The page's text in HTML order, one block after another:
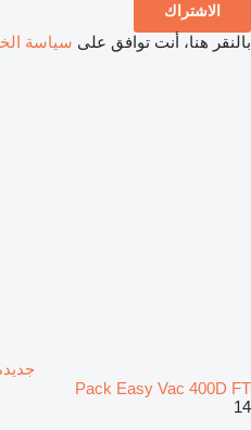
الاشتراك
بالنقر هنا، أنت توافق على سياسة
Pack Easy Vac 400D FT
14